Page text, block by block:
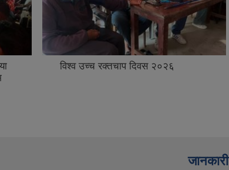
५० प्रतिशत अनुदानमा कृषि चुन वितरण
जानकारी